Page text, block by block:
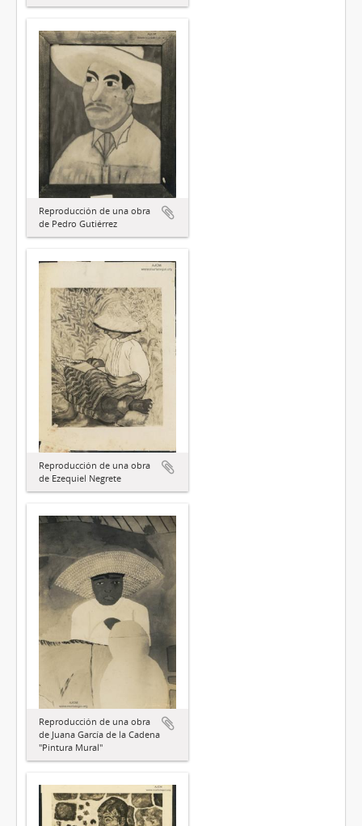
Reproducción de una obra
de Pedro Gutiérrez
Reproducción de una obra
de Ezequiel Negrete
Reproducción de una obra
de Juana García de la Cadena
"Pintura Mural"